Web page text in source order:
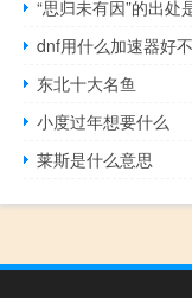
“思归未有因”的出处
dnf用什么加速器好
东北十大名鱼
小度过年想要什么
莱斯是什么意思